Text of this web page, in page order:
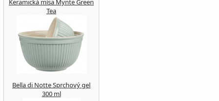
Keramická mísa Mynte Green
Tea
Bella di Notte Sprchový gel
300 ml